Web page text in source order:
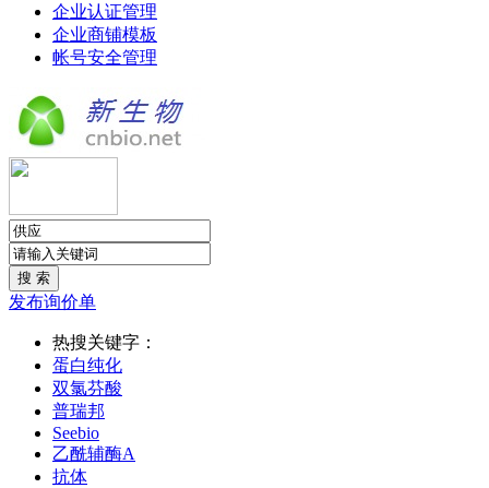
企业认证管理
企业商铺模板
帐号安全管理
发布询价单
热搜关键字：
蛋白纯化
双氯芬酸
普瑞邦
Seebio
乙酰辅酶A
抗体